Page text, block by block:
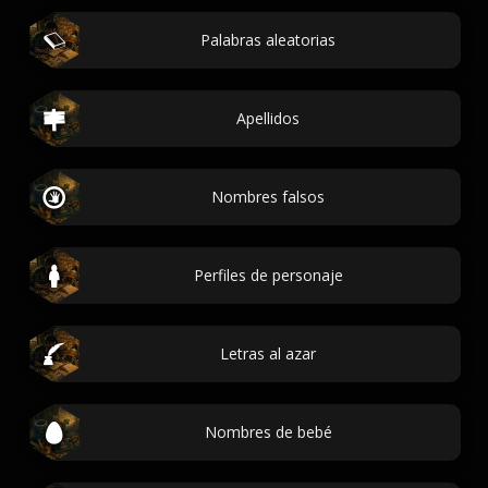
Palabras aleatorias
Apellidos
Nombres falsos
Perfiles de personaje
Letras al azar
Nombres de bebé